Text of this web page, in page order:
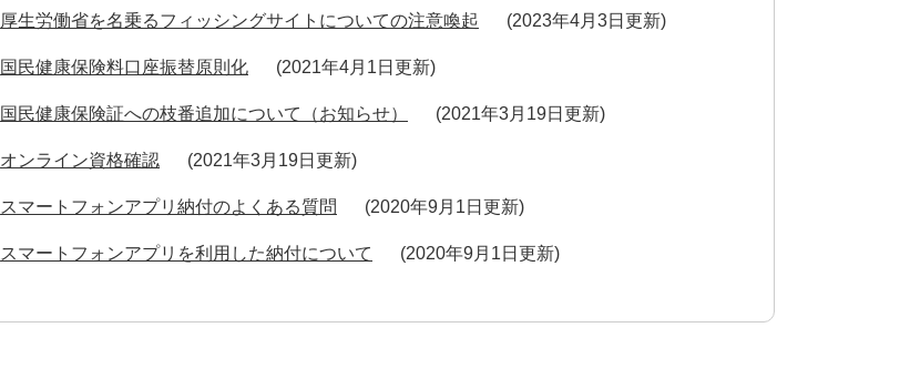
厚生労働省を名乗るフィッシングサイトについての注意喚起 2023年4月3日更新
国民健康保険料口座振替原則化 2021年4月1日更新
国民健康保険証への枝番追加について（お知らせ） 2021年3月19日更新
オンライン資格確認 2021年3月19日更新
スマートフォンアプリ納付のよくある質問 2020年9月1日更新
スマートフォンアプリを利用した納付について 2020年9月1日更新